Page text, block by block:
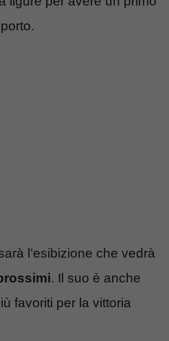
l’esibizione che vedrà
. Il suo è anche
favoriti per la vittoria